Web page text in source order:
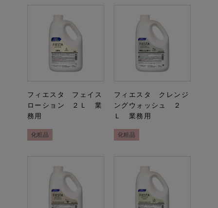
フィエスタ フェイス
ローション ２Ｌ 業
務用
化粧品
フィエスタ クレンジ
ングウォッシュ ２
Ｌ 業務用
化粧品